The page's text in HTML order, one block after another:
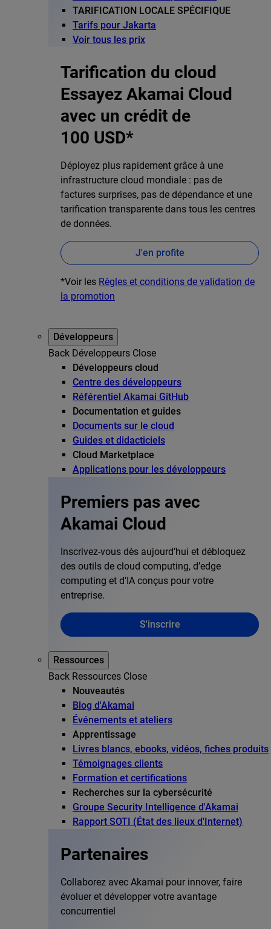
TARIFICATION LOCALE SPÉCIFIQUE
Tarifs pour Jakarta
Voir tous les prix
Tarification du cloud
Essayez Akamai Cloud
avec un crédit de
100 USD*
Déployez plus rapidement grâce à une
infrastructure cloud mondiale : pas de
factures surprises, pas de dépendance et une
tarification transparente dans tous les centres
de données.
J'en profite
*Voir les Règles et conditions de validation de
la promotion
Développeurs
Back Développeurs Close
Développeurs cloud
Centre des développeurs
Référentiel Akamai GitHub
Documentation et guides
Documents sur le cloud
Guides et didacticiels
Cloud Marketplace
Applications pour les développeurs
Premiers pas avec
Akamai Cloud
Inscrivez-vous dès aujourd’hui et débloquez
des outils de cloud computing, d’edge
computing et d’IA conçus pour votre
entreprise.
S'inscrire
Ressources
Back Ressources Close
Nouveautés
Blog d'Akamai
Événements et ateliers
Apprentissage
Livres blancs, ebooks, vidéos, fiches produits
Témoignages clients
Formation et certifications
Recherches sur la cybersécurité
Groupe Security Intelligence d'Akamai
Rapport SOTI (État des lieux d'Internet)
Partenaires
Collaborez avec Akamai pour innover, faire
évoluer et développer votre avantage
concurrentiel